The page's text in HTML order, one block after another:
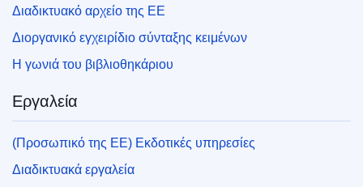
Διαδικτυακό αρχείο της ΕΕ
Διοργανικό εγχειρίδιο σύνταξης κειμένων
Η γωνιά του βιβλιοθηκάριου
Εργαλεία
(Προσωπικό της ΕΕ) Εκδοτικές υπηρεσίες
Διαδικτυακά εργαλεία